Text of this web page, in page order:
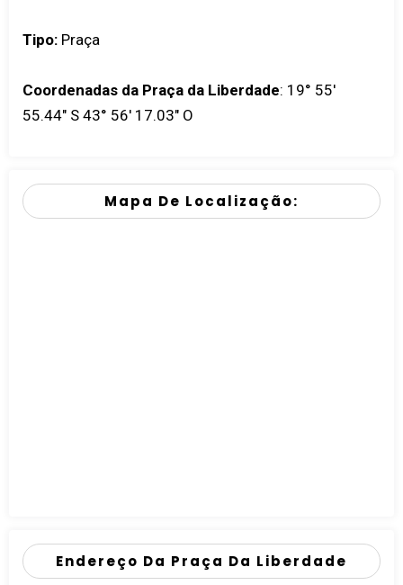
Tipo: Praça
Coordenadas da Praça da Liberdade: 19° 55'
55.44" S 43° 56' 17.03" O
Mapa De Localização:
Endereço Da Praça Da Liberdade